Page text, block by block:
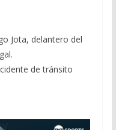
Jota, delantero del
de tránsito